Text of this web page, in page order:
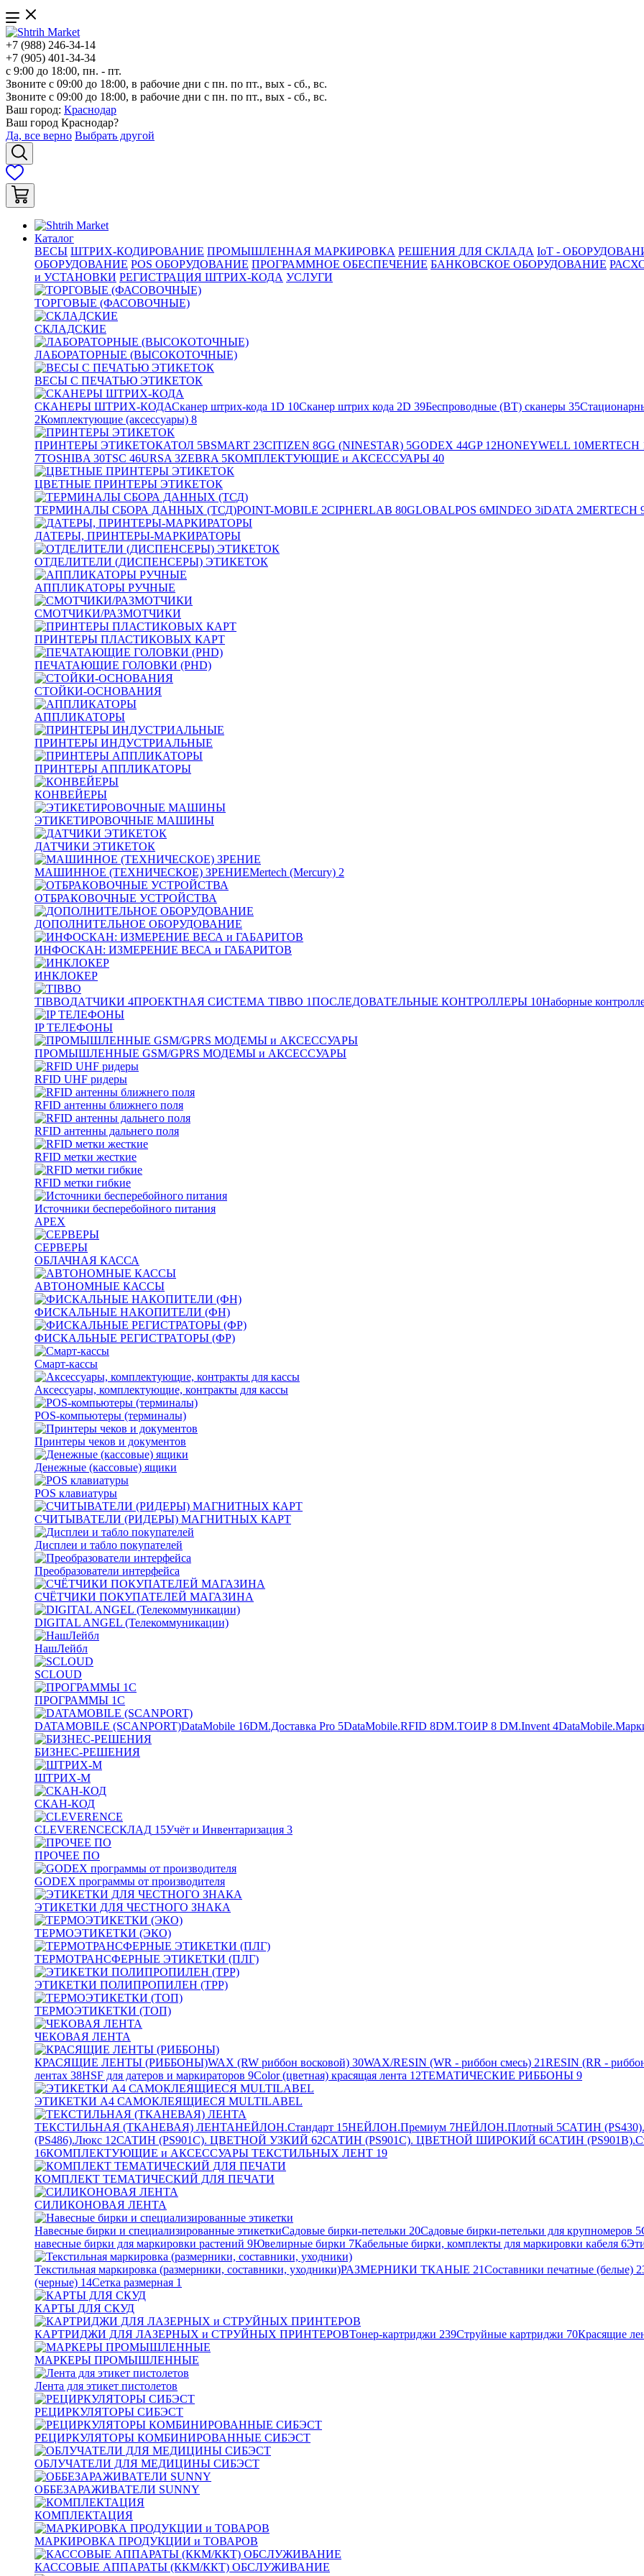
+7 (988) 246-34-14
+7 (905) 401-34-34
с 9:00 до 18:00, пн. - пт.
Звоните с 09:00 до 18:00, в рабочие дни с пн. по пт., вых - сб., вс.
Звоните с 09:00 до 18:00, в рабочие дни с пн. по пт., вых - сб., вс.
Ваш город: Краснодар
Ваш город Краснодар?
Да, все верно Выбрать другой
Каталог
ВЕСЫ ШТРИХ-КОДИРОВАНИЕ ПРОМЫШЛЕННАЯ МАРКИРОВКА РЕШЕНИЯ ДЛЯ СКЛАДА IoT -
ОБОРУДОВАНИЕ POS ОБОРУДОВАНИЕ ПРОГРАММНОЕ ОБЕСПЕЧЕНИЕ БАНКОВСКОЕ ОБОРУДОВАНИЕ
и УСТАНОВКИ РЕГИСТРАЦИЯ ШТРИХ-КОДА УСЛУГИ
ТОРГОВЫЕ (ФАСОВОЧНЫЕ)
СКЛАДСКИЕ
ЛАБОРАТОРНЫЕ (ВЫСОКОТОЧНЫЕ)
ВЕСЫ С ПЕЧАТЬЮ ЭТИКЕТОК
СКАНЕРЫ ШТРИХ-КОДАСканер штрих-кода 1D 10Сканер штрих кода 2D 39Беспроводные (BT) сканеры 35
2Комплектующие (аксессуары) 8
ПРИНТЕРЫ ЭТИКЕТОКАТОЛ 5BSMART 23CITIZEN 8GG (NINESTAR) 5GODEX 44GP12HONEYWELL 10MERTECH
7TOSHIBA 30TSC 46URSA 3ZEBRA 5КОМПЛЕКТУЮЩИЕ и АКСЕССУАРЫ 40
ЦВЕТНЫЕ ПРИНТЕРЫ ЭТИКЕТОК
ТЕРМИНАЛЫ СБОРА ДАННЫХ (ТСД)POINT-MOBILE 2CIPHERLAB 80GLOBALPOS 6MINDEO 3iDATA 2MERTECH
ДАТЕРЫ, ПРИНТЕРЫ-МАРКИРАТОРЫ
ОТДЕЛИТЕЛИ (ДИСПЕНСЕРЫ) ЭТИКЕТОК
АППЛИКАТОРЫ РУЧНЫЕ
СМОТЧИКИ/РАЗМОТЧИКИ
ПРИНТЕРЫ ПЛАСТИКОВЫХ КАРТ
ПЕЧАТАЮЩИЕ ГОЛОВКИ (PHD)
СТОЙКИ-ОСНОВАНИЯ
АППЛИКАТОРЫ
ПРИНТЕРЫ ИНДУСТРИАЛЬНЫЕ
ПРИНТЕРЫ АППЛИКАТОРЫ
КОНВЕЙЕРЫ
ЭТИКЕТИРОВОЧНЫЕ МАШИНЫ
ДАТЧИКИ ЭТИКЕТОК
МАШИННОЕ (ТЕХНИЧЕСКОЕ) ЗРЕНИЕMertech (Mercury) 2
ОТБРАКОВОЧНЫЕ УСТРОЙСТВА
ДОПОЛНИТЕЛЬНОЕ ОБОРУДОВАНИЕ
ИНФОСКАН: ИЗМЕРЕНИЕ ВЕСА и ГАБАРИТОВ
ИНКЛОКЕР
TIBBOДАТЧИКИ 4ПРОЕКТНАЯ СИСТЕМА TIBBO 1ПОСЛЕДОВАТЕЛЬНЫЕ КОНТРОЛЛЕРЫ 10Наборные
IP ТЕЛЕФОНЫ
ПРОМЫШЛЕННЫЕ GSM/GPRS МОДЕМЫ и АКСЕССУАРЫ
RFID UHF ридеры
RFID антенны ближнего поля
RFID антенны дальнего поля
RFID метки жесткие
RFID метки гибкие
Источники бесперебойного питания
APEX
СЕРВЕРЫ
ОБЛАЧНАЯ КАССА
АВТОНОМНЫЕ КАССЫ
ФИСКАЛЬНЫЕ НАКОПИТЕЛИ (ФН)
ФИСКАЛЬНЫЕ РЕГИСТРАТОРЫ (ФР)
Смарт-кассы
Аксессуары, комплектующие, контракты для кассы
POS-компьютеры (терминалы)
Принтеры чеков и документов
Денежные (кассовые) ящики
POS клавиатуры
СЧИТЫВАТЕЛИ (РИДЕРЫ) МАГНИТНЫХ КАРТ
Дисплеи и табло покупателей
Преобразователи интерфейса
СЧЁТЧИКИ ПОКУПАТЕЛЕЙ МАГАЗИНА
DIGITAL ANGEL (Телекоммуникации)
НашЛейбл
SCLOUD
ПРОГРАММЫ 1С
DATAMOBILE (SCANPORT)DataMobile 16DM.Доставка Pro 5DataMobile.RFID 8DM.ТОИР 8 DM.Invent 4
БИЗНЕС-РЕШЕНИЯ
ШТРИХ-М
СКАН-КОД
CLEVERENCEСКЛАД 15Учёт и Инвентаризация 3
ПРОЧЕЕ ПО
GODEX программы от производителя
ЭТИКЕТКИ ДЛЯ ЧЕСТНОГО ЗНАКА
ТЕРМОЭТИКЕТКИ (ЭКО)
ТЕРМОТРАНСФЕРНЫЕ ЭТИКЕТКИ (ПЛГ)
ЭТИКЕТКИ ПОЛИПРОПИЛЕН (TPP)
ТЕРМОЭТИКЕТКИ (ТОП)
ЧЕКОВАЯ ЛЕНТА
КРАСЯЩИЕ ЛЕНТЫ (РИББОНЫ)WAX (RW риббон восковой) 30WAX/RESIN (WR - риббон смесь) 21RESIN (RR -
лентах 38HSF для датеров и маркираторов 9Color (цветная) красящая лента 12ТЕМАТИЧЕСКИЕ РИББОНЫ 9
ЭТИКЕТКИ А4 САМОКЛЕЯЩИЕСЯ MULTILABEL
ТЕКСТИЛЬНАЯ (ТКАНЕВАЯ) ЛЕНТАНЕЙЛОН.Стандарт 15НЕЙЛОН.Премиум 7НЕЙЛОН.Плотный 5САТИН
(PS486).Люкс 12САТИН (PS901C). ЦВЕТНОЙ УЗКИЙ 62САТИН (PS901C). ЦВЕТНОЙ ШИРОКИЙ 6САТИН
16КОМПЛЕКТУЮЩИЕ и АКСЕССУАРЫ ТЕКСТИЛЬНЫХ ЛЕНТ 19
КОМПЛЕКТ ТЕМАТИЧЕСКИЙ ДЛЯ ПЕЧАТИ
СИЛИКОНОВАЯ ЛЕНТА
Навесные бирки и специализированные этикеткиСадовые бирки-петельки 20Садовые бирки-петельки для крупномеров 5
навесные бирки для маркировки растений 9Ювелирные бирки 7Кабельные бирки, комплекты для маркировки кабеля 6
Текстильная маркировка (размерники, составники, уходники)РАЗМЕРНИКИ ТКАНЫЕ 21Составники печатные (белые)
(черные) 14Сетка размерная 1
КАРТЫ ДЛЯ СКУД
КАРТРИДЖИ ДЛЯ ЛАЗЕРНЫХ и СТРУЙНЫХ ПРИНТЕРОВТонер-картриджи 239Струйные картриджи 70Красящие
МАРКЕРЫ ПРОМЫШЛЕННЫЕ
Лента для этикет пистолетов
РЕЦИРКУЛЯТОРЫ СИБЭСТ
РЕЦИРКУЛЯТОРЫ КОМБИНИРОВАННЫЕ СИБЭСТ
ОБЛУЧАТЕЛИ ДЛЯ МЕДИЦИНЫ СИБЭСТ
ОББЕЗАРАЖИВАТЕЛИ SUNNY
КОМПЛЕКТАЦИЯ
МАРКИРОВКА ПРОДУКЦИИ и ТОВАРОВ
КАССОВЫЕ АППАРАТЫ (ККМ/ККТ) ОБСЛУЖИВАНИЕ